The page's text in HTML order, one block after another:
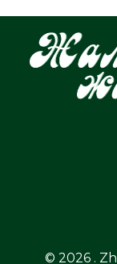
© 2026 .